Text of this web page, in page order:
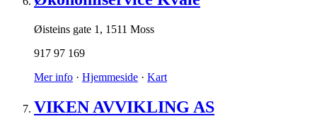
Øisteins gate 1 , 1511 Moss
917 97 169
Mer info · Hjemmeside · Kart
VIKEN AVVIKLING AS